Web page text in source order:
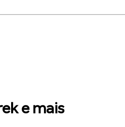
e mais